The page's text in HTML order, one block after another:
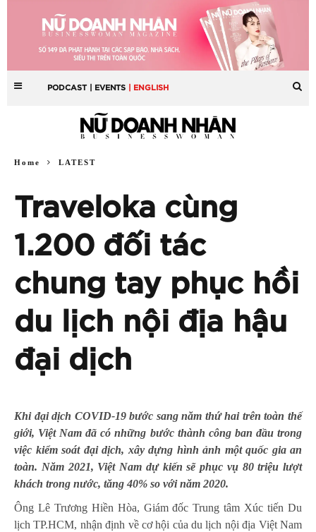
PODCAST | EVENTS | ENGLISH
Home LATEST
Traveloka cùng
1.200 đối tác
chung tay phục hồi
du lịch nội địa hậu
đại dịch
Khi đại dịch COVID-19 bước sang năm thứ hai trên toàn thế
giới, Việt Nam đã có những bước thành công ban đầu trong
việc kiểm soát đại dịch, xây dựng hình ảnh một quốc gia an
toàn. Năm 2021, Việt Nam dự kiến sẽ phục vụ 80 triệu lượt
khách trong nước, tăng 40% so với năm 2020.
Ông Lê Trương Hiền Hòa, Giám đốc Trung tâm Xúc tiến Du
lịch TP.HCM, nhận định về cơ hội của du lịch nội địa Việt Nam